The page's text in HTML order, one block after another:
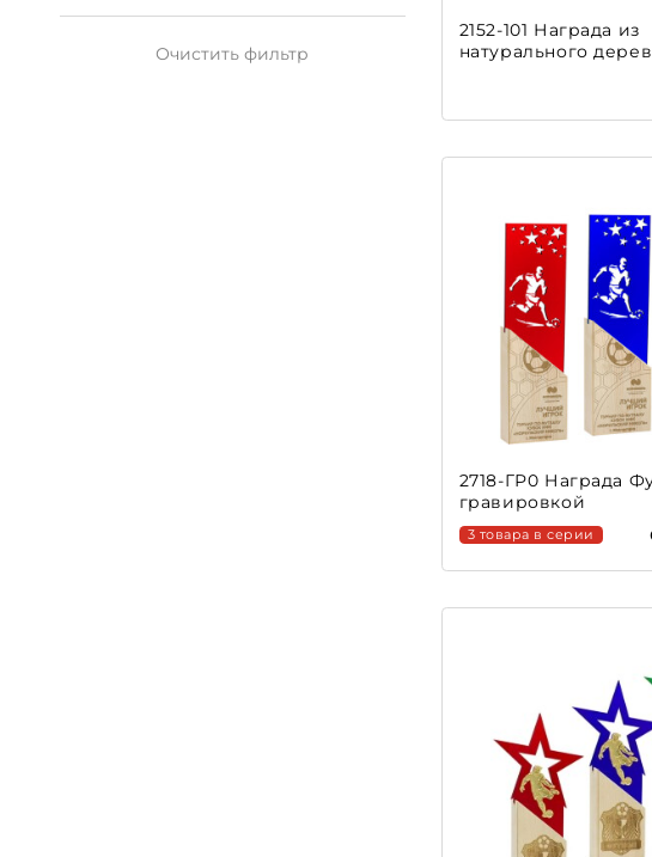
Очиститьфильтр
2152-101 Награда из
натурального
2718-ГР0 Награда
гравировкой
3 товара в серии